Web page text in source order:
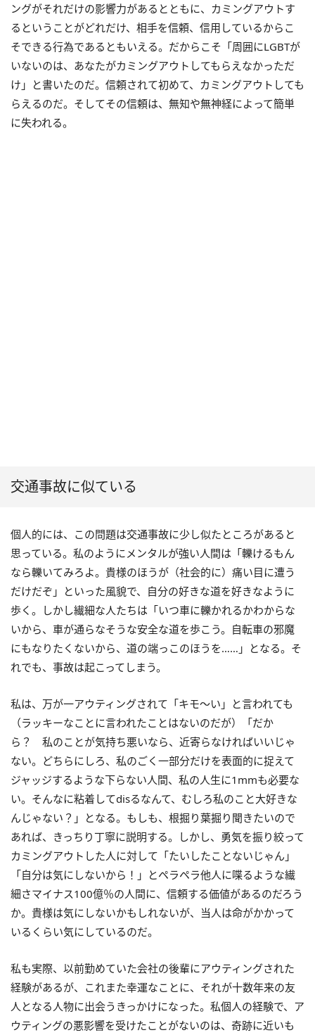
ングがそれだけの影響力があるとともに、カミングアウトす
るということがどれだけ、相手を信頼、信用しているからこ
そできる行為であるともいえる。だからこそ「周囲にLGBTが
いないのは、あなたがカミングアウトしてもらえなかっただ
け」と書いたのだ。信頼されて初めて、カミングアウトしても
らえるのだ。そしてその信頼は、無知や無神経によって簡単
に失われる。
交通事故に似ている
個人的には、この問題は交通事故に少し似たところがあると
思っている。私のようにメンタルが強い人間は「轢けるもん
なら轢いてみろよ。貴様のほうが（社会的に）痛い目に遭う
だけだぞ」といった風貌で、自分の好きな道を好きなように
歩く。しかし繊細な人たちは「いつ車に轢かれるかわからな
いから、車が通らなそうな安全な道を歩こう。自転車の邪魔
にもなりたくないから、道の端っこのほうを……」となる。そ
れでも、事故は起こってしまう。
私は、万が一アウティングされて「キモ～い」と言われても
（ラッキーなことに言われたことはないのだが）「だか
ら？ 私のことが気持ち悪いなら、近寄らなければいいじゃ
ない。どちらにしろ、私のごく一部分だけを表面的に捉えて
ジャッジするような下らない人間、私の人生に1mmも必要な
い。そんなに粘着してdisるなんて、むしろ私のこと大好きな
んじゃない？」となる。もしも、根掘り葉掘り聞きたいので
あれば、きっちり丁寧に説明する。しかし、勇気を振り絞って
カミングアウトした人に対して「たいしたことないじゃん」
「自分は気にしないから！」とペラペラ他人に喋るような繊
細さマイナス100億％の人間に、信頼する価値があるのだろう
か。貴様は気にしないかもしれないが、当人は命がかかって
いるくらい気にしているのだ。
私も実際、以前勤めていた会社の後輩にアウティングされた
経験があるが、これまた幸運なことに、それが十数年来の友
人となる人物に出会うきっかけになった。私個人の経験で、ア
ウティングの悪影響を受けたことがないのは、奇跡に近いも